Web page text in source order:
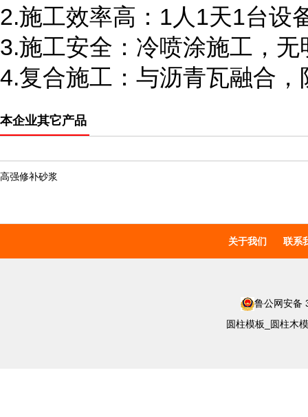
2.施工效率高：1人1天1台设
3.施工安全：冷喷涂施工，
4.复合施工：与沥青瓦融合，
本企业其它产品
高强修补砂浆
关于我们 联系
鲁公网安备
圆柱模板_圆柱木